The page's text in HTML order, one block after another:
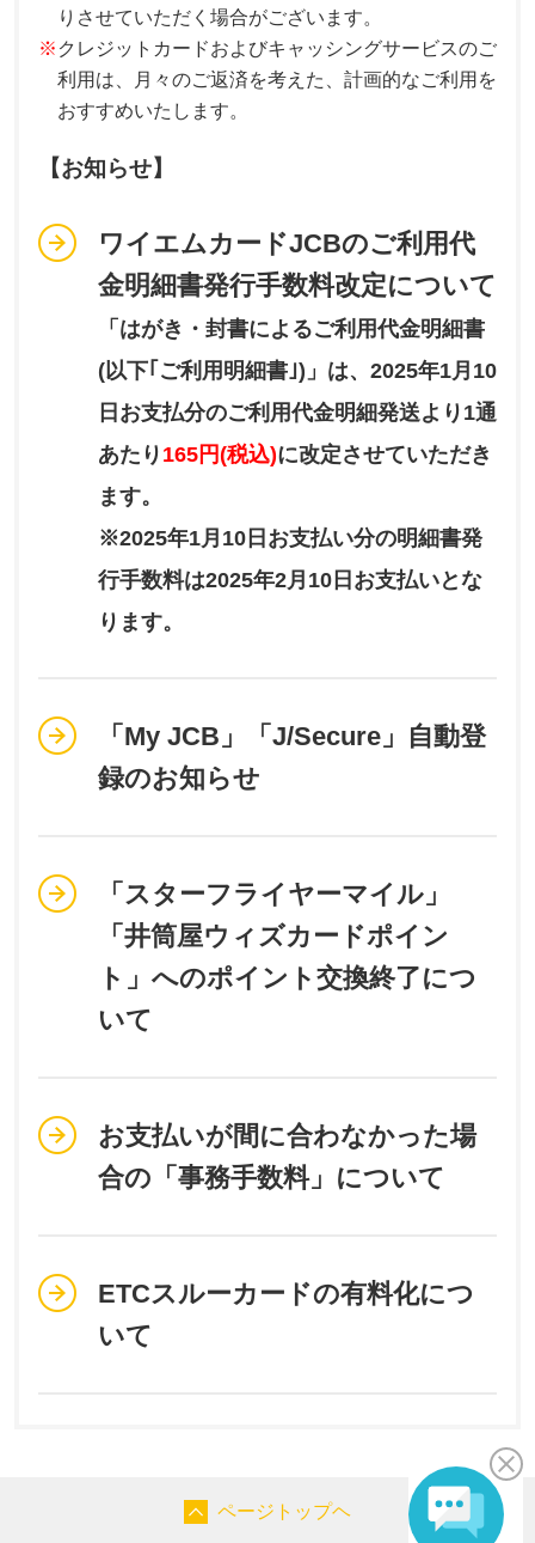
りさせていただく場合がございます。
※ クレジットカードおよびキャッシングサービスのご
利用は、月々のご返済を考えた、計画的なご利用を
おすすめいたします。
【お知らせ】
ワイエムカードJCBのご利用代
金明細書発行手数料改定について
「はがき・封書によるご利用代金明細書
(以下｢ご利用明細書｣)」は、2025年1月10
日お支払分のご利用代金明細発送より1通
あたり165円(税込)に改定させていただき
ます。
※2025年1月10日お支払い分の明細書発
行手数料は2025年2月10日お支払いとな
ります。
「My JCB」「J/Secure」自動登
録のお知らせ
「スターフライヤーマイル」
「井筒屋ウィズカードポイン
ト」へのポイント交換終了につ
いて
お支払いが間に合わなかった場
合の「事務手数料」について
ETCスルーカードの有料化につ
いて
ページトップヘ